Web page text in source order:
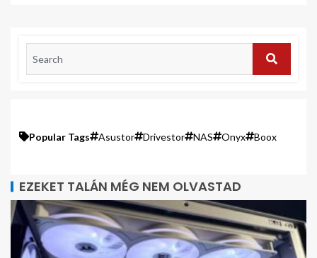
Popular Tags Asustor Drivestor NAS Onyx Boox
EZEKET TALÁN MÉG NEM OLVASTAD